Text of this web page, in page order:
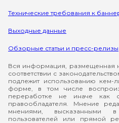
Технические требования к
Выходные данные
Обзорные статьи и пресс-релизы
Вся информация, размещенная
соответствии с
подлежит использованию
форме, в том числе
переработке не иначе как
правообладателя. Мнение
мнениями, высказанными
пользователей или прямой